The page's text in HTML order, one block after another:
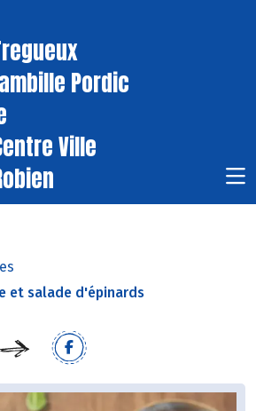
Pordic
Ville
et salade d'épinards